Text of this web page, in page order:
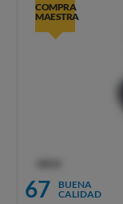
COMPRA
MAESTRA
67
BUENA
CALIDAD